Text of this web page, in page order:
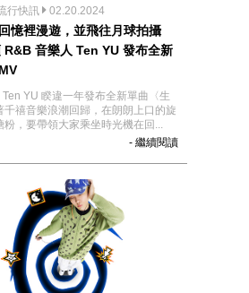
行快訊 02.20.2024
憶裡漫遊，並飛往月球拍攝
音樂人 Ten YU 發布全新
YU 睽違一年發布全新單曲〈生
千禧音樂浪潮回歸，在朗朗上口的旋
粉，要帶領大家乘坐時光機在回...
- 繼續閱讀